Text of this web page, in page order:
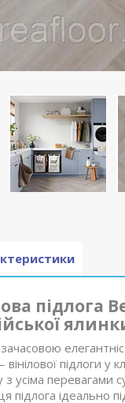
підлога
– вінілової підлоги
з усіма
ця підлога